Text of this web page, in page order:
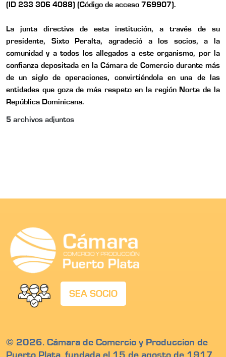
(ID 233 306 4088) (Código de acceso 769907).
La junta directiva de esta institución, a través de su
presidente, Sixto Peralta, agradeció a los socios, a la
comunidad y a todos los allegados a este organismo, por la
confianza depositada en la Cámara de Comercio durante más
de un siglo de operaciones, convirtiéndola en una de las
entidades que goza de más respeto en la región Norte de la
República Dominicana.
5 archivos adjuntos
SEA SOCIO
© 2026. Cámara de Comercio y Produccion de